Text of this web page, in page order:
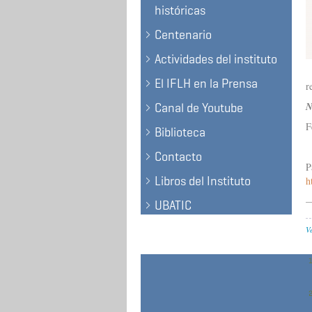
históricas
Centenario
Actividades del instituto
El IFLH en la Prensa
Canal de Youtube
Biblioteca
Contacto
Libros del Instituto
UBATIC